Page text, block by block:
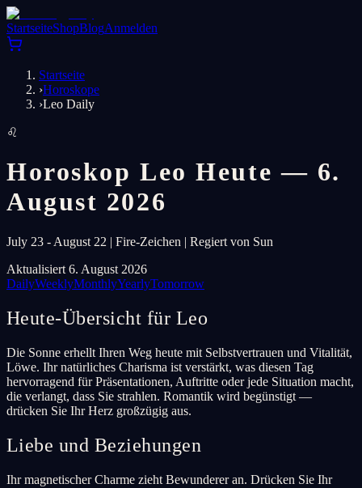
StartseiteShopBlogAnmelden
Startseite
›Horoskope
›Leo Daily
♌
Horoskop Leo Heute — 6.
August 2026
July 23 - August 22 | Fire-Zeichen | Regiert von Sun
Aktualisiert 6. August 2026
DailyWeeklyMonthlyYearlyTomorrow
Heute-Übersicht für Leo
Die Sonne erhellt Ihren Weg heute mit Selbstvertrauen und Vitalität,
Löwe. Ihr natürliches Charisma ist verstärkt, was diesen Tag
hervorragend für Präsentationen, Auftritte oder jede Situation macht,
die verlangt, dass Sie strahlen. Romantik wird begünstigt —
drücken Sie Ihr Herz großzügig aus.
Liebe und Beziehungen
Ihr magnetischer Charme zieht Bewunderer an. Drücken Sie Ihr